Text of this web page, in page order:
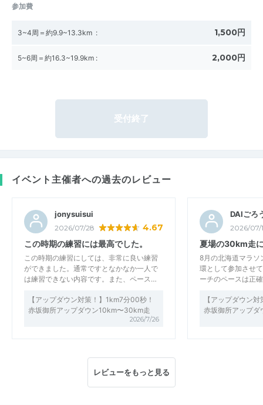
参加費
3~4周＝約9.9~13.3km : 1,500円
5~6周＝約16.3~19.9km : 2,000円
受付終了
イベント主催者への過去のレビュー
jonysuisui
2026/07/28 4.67
この時期の練習には最高でした。
この時期の練習にしては、非常に良い練習
ができました。通常ですとなかなか一人で
は練習できない内容です。また、ペース…
【アップダウン対策！】1km7分00秒！
赤坂御所アップダウン10km〜30km走
2026/7/26
DAIごろ
2026/07/
夏場の30km走
8月の北海道マラ
環として参加させ
ーチのペースは正
【アップダウン
赤坂御所アップ
レビューをもっと見る